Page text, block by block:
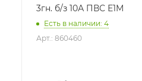
3гн. б/з 10А ПВС Е1М
Есть в наличии: 4
Арт.: 860460